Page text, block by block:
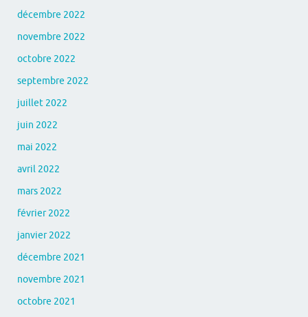
décembre 2022
novembre 2022
octobre 2022
septembre 2022
juillet 2022
juin 2022
mai 2022
avril 2022
mars 2022
février 2022
janvier 2022
décembre 2021
novembre 2021
octobre 2021